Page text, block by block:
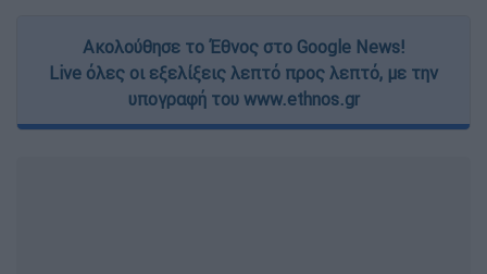
Ακολούθησε το Έθνος στο Google News!
Live όλες οι εξελίξεις λεπτό προς λεπτό, με την
υπογραφή του www.ethnos.gr